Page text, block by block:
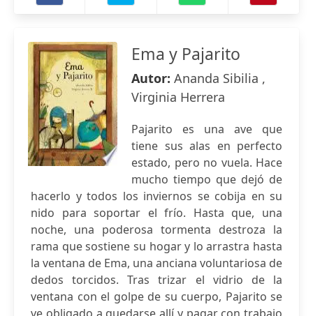
Ema y Pajarito
Autor: Ananda Sibilia ,
Virginia Herrera
Pajarito es una ave que
tiene sus alas en perfecto
estado, pero no vuela. Hace
mucho tiempo que dejó de
hacerlo y todos los inviernos se cobija en su
nido para soportar el frío. Hasta que, una
noche, una poderosa tormenta destroza la
rama que sostiene su hogar y lo arrastra hasta
la ventana de Ema, una anciana voluntariosa de
dedos torcidos. Tras trizar el vidrio de la
ventana con el golpe de su cuerpo, Pajarito se